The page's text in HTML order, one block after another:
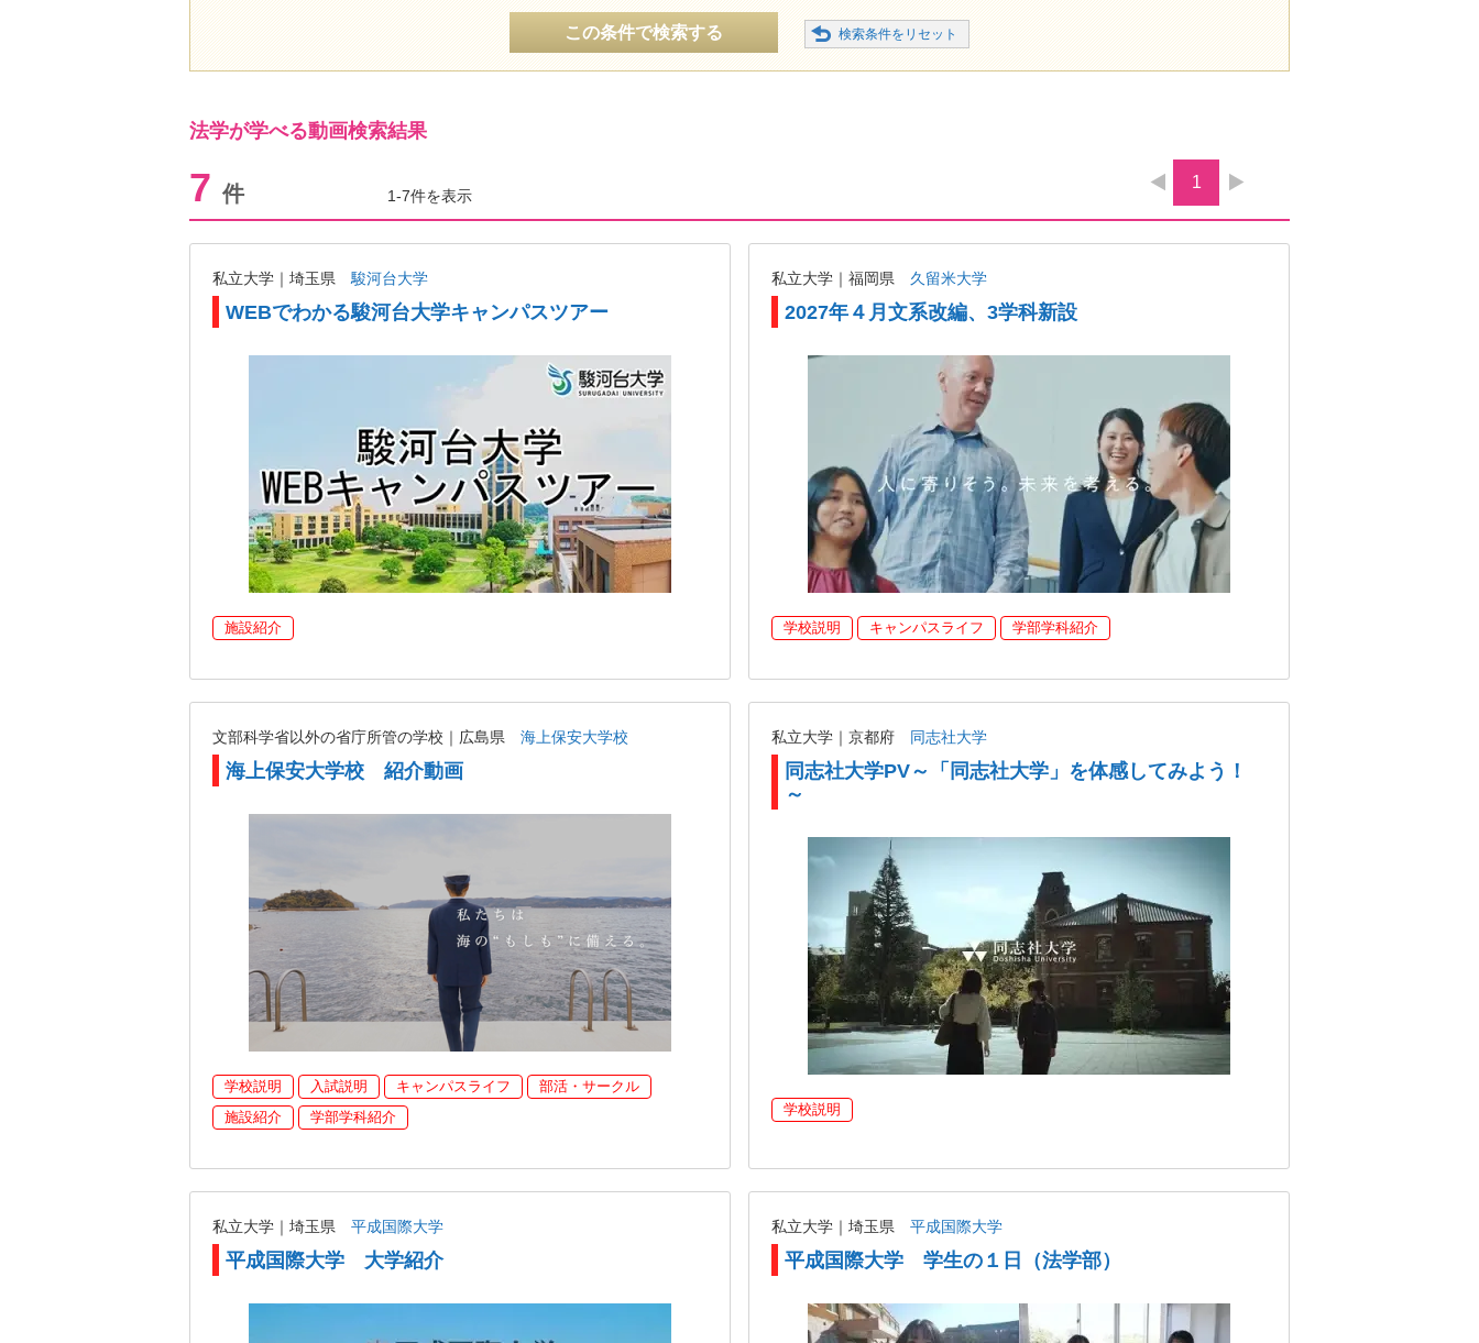
この条件で検索する
法学が学べる動画検索結果
7 件 1-7件を表示
1
私立大学｜埼玉県 駿河台大学
WEBでわかる駿河台大学キャンパスツアー
施設紹介
私立大学｜福岡県 久留米大学
2027年４月文系改編、3学科新設
学校説明 キャンパスライフ 学部学科紹介
文部科学省以外の省庁所管の学校｜広島県 海上保安大学校
海上保安大学校 紹介動画
学校説明 入試説明 キャンパスライフ
部活・サークル
施設紹介
学部学科紹介
私立大学｜京都府 同志社大学
同志社大学PV～「同志社大学」を体感してみよう！
～
学校説明
私立大学｜埼玉県 平成国際大学
平成国際大学 大学紹介
私立大学｜埼玉県 平成国際大学
平成国際大学 学生の１日（法学部）